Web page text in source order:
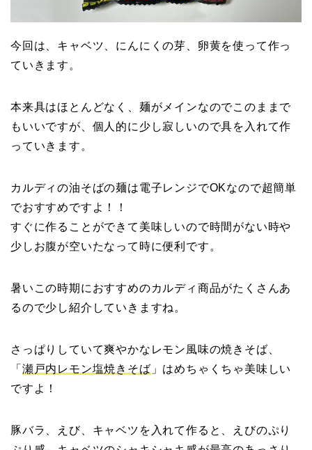
今回は、キャベツ、にんにくの芽、卵黄を使って作っ
ていきます。
本来具はほとんどなく、麺がメインなのでこのままで
もいいですが、個人的に少し寂しいので具を入れて作
っていきます。
カルディの油そばの麺は電子レンジでOKなので超簡単
でおすすめですよ！！
すぐに作ることができて美味しいので時間がない時や
少しお腹が空いたなって時に便利です。
暑いこの時期におすすめのカルディ商品がたくさんあ
るので少し紹介していきますね。
さっぱりしていて爽やかなレモン風味の焼きそば、
「 瀬戸内レモン塩焼きそば 」はめちゃくちゃ美味しい
ですよ！
豚バラ、えび、キャベツを入れて作ると、えびのぷり